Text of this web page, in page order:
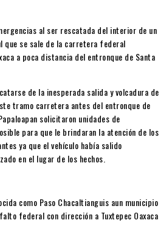
al ser rescatada del interior de un
que se sale de la carretera federal
a poca distancia del entronque de Santa
de la inesperada salida y volcadura de
tramo carretera antes del entronque de
solicitaron unidades de
para que le brindaran la atención de los
ya que el vehículo había salido
en el lugar de los hechos.
como Paso Chacaltianguis aun municipio
federal con dirección a Tuxtepec Oaxaca